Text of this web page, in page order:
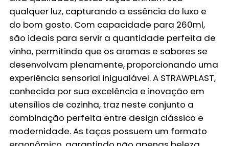
qualquer luz, capturando a essência do luxo e
do bom gosto. Com capacidade para 260ml,
são ideais para servir a quantidade perfeita de
vinho, permitindo que os aromas e sabores se
desenvolvam plenamente, proporcionando uma
experiência sensorial inigualável. A STRAWPLAST,
conhecida por sua excelência e inovação em
utensílios de cozinha, traz neste conjunto a
combinação perfeita entre design clássico e
modernidade. As taças possuem um formato